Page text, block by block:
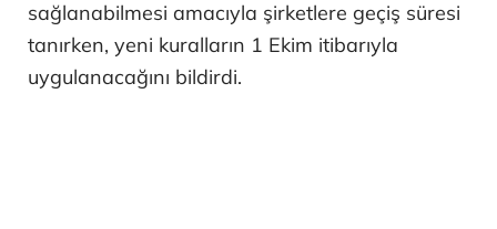
sağlanabilmesi amacıyla şirketlere geçiş süresi
tanırken, yeni kuralların 1 Ekim itibarıyla
uygulanacağını bildirdi.